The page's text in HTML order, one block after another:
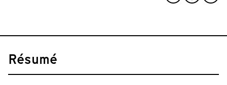
Résumé